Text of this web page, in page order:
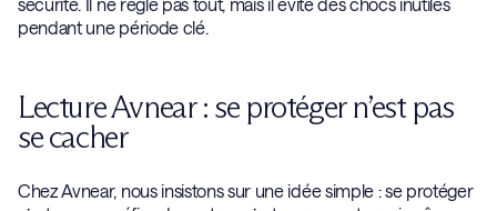
pendant une période clé.
Lecture Avnear : se protéger n’est pas
se cacher
Chez Avnear, nous insistons sur une idée simple : se protéger